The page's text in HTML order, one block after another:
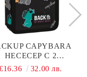
CAPYBARA
НЕСЕСЕР С 2
6 DW 06,
32.00 лв.